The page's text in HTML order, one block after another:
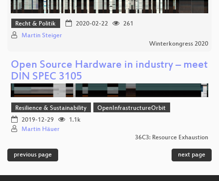
Recht & Politik 2020-02-22
261
Martin Steiger
Winterkongress 2020
Open Source Hardware in industry – meet
DIN SPEC 3105
Resilience & Sustainability
OpenInfrastructureOrbit
2019-12-29
1.1k
Martin Häuer
36C3: Resource Exhaustion
previous page next page